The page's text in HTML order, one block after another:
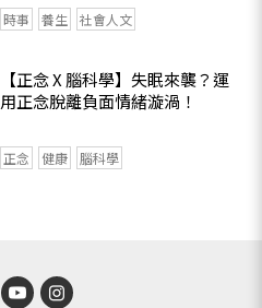
時事 養生 社會人文
【正念 X 腦科學】失眠來襲？運
用正念脫離負面情緒漩渦！
正念 健康 腦科學